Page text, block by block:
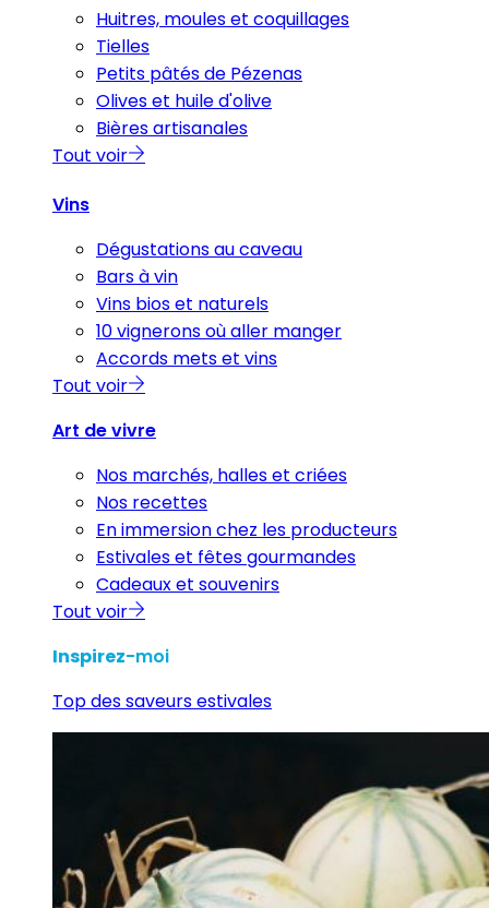
Huitres, moules et coquillages
Tielles
Petits pâtés de Pézenas
Olives et huile d'olive
Bières artisanales
Tout voir
Vins
Dégustations au caveau
Bars à vin
Vins bios et naturels
10 vignerons où aller manger
Accords mets et vins
Tout voir
Art de vivre
Nos marchés, halles et criées
Nos recettes
En immersion chez les producteurs
Estivales et fêtes gourmandes
Cadeaux et souvenirs
Tout voir
Inspirez-moi
Top des saveurs estivales